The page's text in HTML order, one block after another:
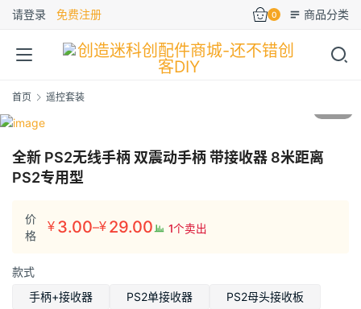
请登录 免费注册 0 商品分类
首页 遥控套装
全新 PS2无线手柄 双震动手柄 带接收器 8米距离
PS2专用型
价
格
¥ 3.00–¥ 29.00
价
范
围：
1个卖出
款式
手柄+接收器
PS2单接收器
PS2母头接收板